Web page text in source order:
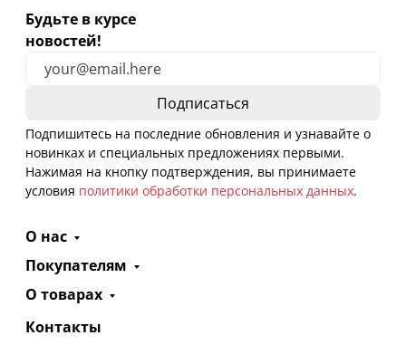
Будьте в курсе
новостей!
Подпишитесь на последние обновления и узнавайте о
новинках и специальных предложениях первыми.
Нажимая на кнопку подтверждения, вы принимаете
условия политики обработки персональных данных.
О нас
Покупателям
О товарах
Контакты